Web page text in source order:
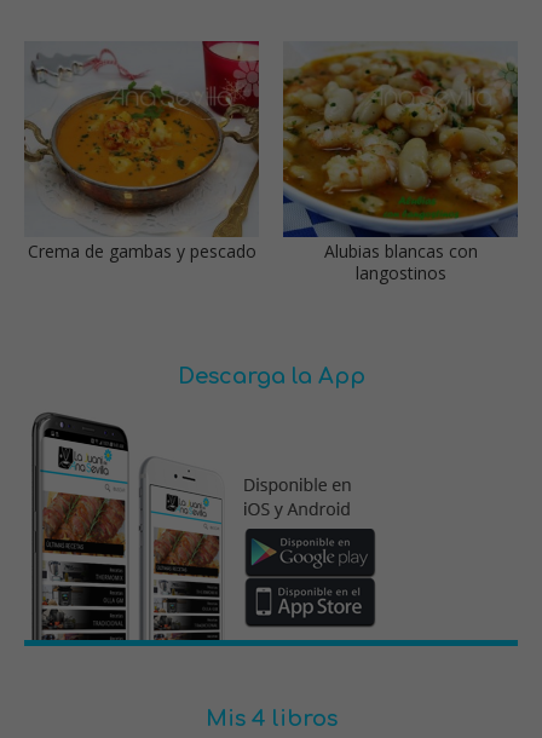
Crema de gambas y pescado
Alubias blancas con
langostinos
Descarga la App
Mis 4 libros